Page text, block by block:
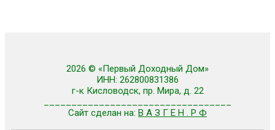
2026 © «Первый Доходный Дом»
ИНН: 262800831386
г-к Кисловодск, пр. Мира, д. 22
Сайт сделан на: В А З Г Е Н . Р Ф